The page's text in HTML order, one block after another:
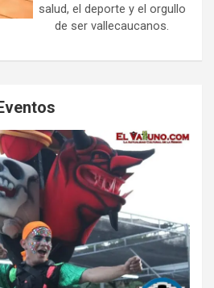
salud, el deporte y el orgullo
de ser vallecaucanos.